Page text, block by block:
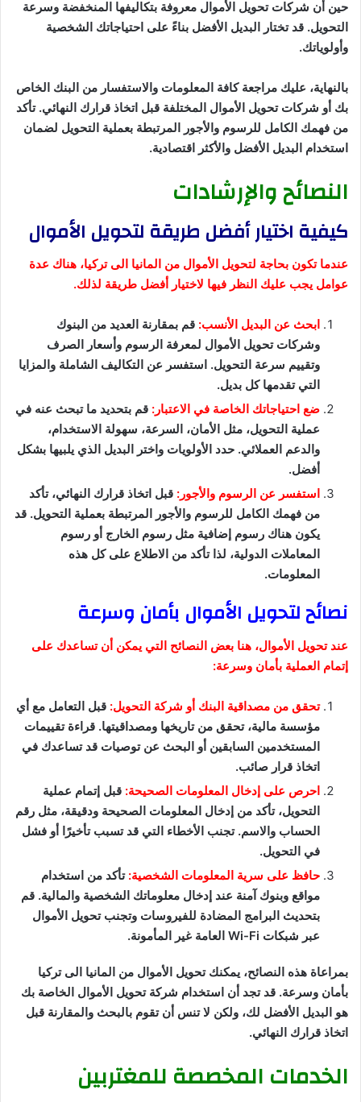
حين أن شركات تحويل الأموال معروفة بتكاليفها المنخفضة وسرعة
التحويل. قد تختار البديل الأفضل بناءً على احتياجاتك الشخصية
وأولوياتك.
بالنهاية، عليك مراجعة كافة المعلومات والاستفسار من البنك الخاص
بك أو شركات تحويل الأموال المختلفة قبل اتخاذ قرارك النهائي. تأكد
من فهمك الكامل للرسوم والأجور المرتبطة بعملية التحويل لضمان
استخدام البديل الأفضل والأكثر اقتصادية.
النصائح والإرشادات
كيفية اختيار أفضل طريقة لتحويل الأموال
عندما تكون بحاجة لتحويل الأموال من المانيا الى تركيا، هناك عدة
عوامل يجب عليك النظر فيها لاختيار أفضل طريقة لذلك.
ابحث عن البديل الأنسب: قم بمقارنة العديد من البنوك
وشركات تحويل الأموال لمعرفة الرسوم وأسعار الصرف
وتقييم سرعة التحويل. استفسر عن التكاليف الشاملة والمزايا
التي تقدمها كل بديل.
ضع احتياجاتك الخاصة في الاعتبار: قم بتحديد ما تبحث عنه في
عملية التحويل، مثل الأمان، السرعة، سهولة الاستخدام،
والدعم العملائي. حدد الأولويات واختر البديل الذي يلبيها بشكل
أفضل.
استفسر عن الرسوم والأجور: قبل اتخاذ قرارك النهائي، تأكد
من فهمك الكامل للرسوم والأجور المرتبطة بعملية التحويل. قد
يكون هناك رسوم إضافية مثل رسوم الخارج أو رسوم
المعاملات الدولية، لذا تأكد من الاطلاع على كل هذه
المعلومات.
نصائح لتحويل الأموال بأمان وسرعة
عند تحويل الأموال، هنا بعض النصائح التي يمكن أن تساعدك على
إتمام العملية بأمان وسرعة:
تحقق من مصداقية البنك أو شركة التحويل: قبل التعامل مع أي
مؤسسة مالية، تحقق من تاريخها ومصداقيتها. قراءة تقييمات
المستخدمين السابقين أو البحث عن توصيات قد تساعدك في
اتخاذ قرار صائب.
احرص على إدخال المعلومات الصحيحة: قبل إتمام عملية
التحويل، تأكد من إدخال المعلومات الصحيحة ودقيقة، مثل رقم
الحساب والاسم. تجنب الأخطاء التي قد تسبب تأخيرًا أو فشل
في التحويل.
حافظ على سرية المعلومات الشخصية: تأكد من استخدام
مواقع وبنوك آمنة عند إدخال معلوماتك الشخصية والمالية. قم
بتحديث البرامج المضادة للفيروسات وتجنب تحويل الأموال
عبر شبكات Wi-Fi العامة غير المأمونة.
بمراعاة هذه النصائح، يمكنك تحويل الأموال من المانيا الى تركيا
بأمان وسرعة. قد تجد أن استخدام شركة تحويل الأموال الخاصة بك
هو البديل الأفضل لك، ولكن لا تنس أن تقوم بالبحث والمقارنة قبل
اتخاذ قرارك النهائي.
الخدمات المخصصة للمغتربين